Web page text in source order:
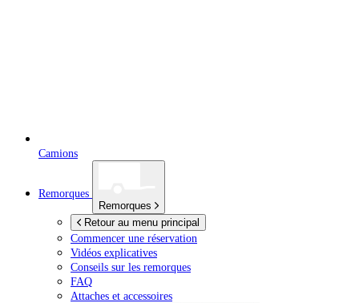
Camions
Remorques
Remorques
Retour au menu principal
Commencer une réservation
Vidéos explicatives
Conseils sur les remorques
FAQ
Attaches et accessoires